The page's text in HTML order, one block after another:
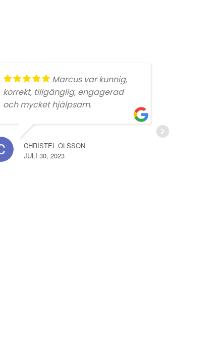
Marcus var kunnig,
korrekt, tillgänglig, engagerad
och mycket hjälpsam.
CHRISTEL OLSSON
JULI 30, 2023